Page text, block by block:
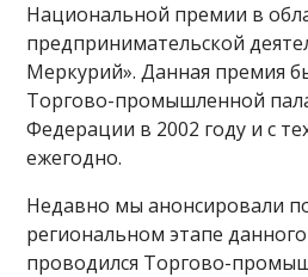
Национальной премии в
предпринимательской
Меркурий». Данная премия
Торгово-промышленной
Федерации в 2002 году и с
ежегодно.
Недавно мы анонсировали
региональном этапе
проводился Торгово-